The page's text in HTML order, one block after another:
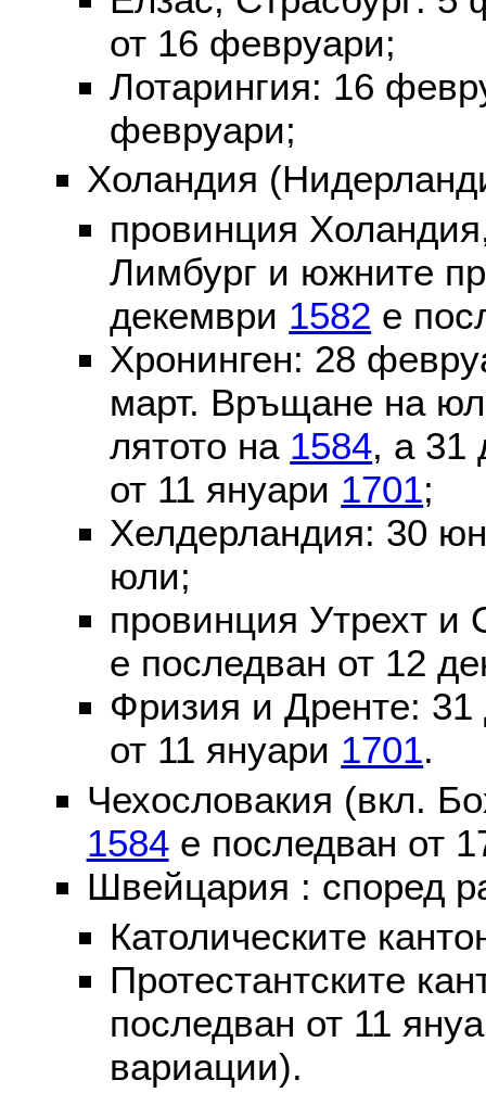
от 16 февруари;
Лотарингия: 16
февруари;
Холандия
провинция
Лимбург и южните
декември 1582 е
Хронинген: 28
март. Връщане на
лятото на 1584, а 31
от 11 януари 1701;
Хелдерландия: 30
юли;
провинция Утрехт
е последван от 12
Фризия и Дренте:
от 11 януари 1701.
Чехословакия (вкл.
1584е последван от
Швейцария : според
Католическите
Протестантските
последван от 11
вариации).